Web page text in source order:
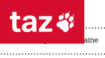
krieg in der ukraine